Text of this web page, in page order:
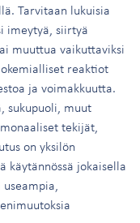
Tarvitaan lukuisia
imeytyä, siirtyä
muuttua vaikuttaviksi
reaktiot
ja voimakkuutta.
sukupuoli, muut
tekijät,
on yksilön
käytännössä jokaisella